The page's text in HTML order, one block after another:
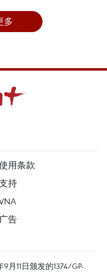
多
用条款
持
广告
月11日颁发的1374/GP-